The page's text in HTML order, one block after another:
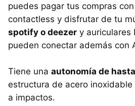
puedes pagar tus compras
contactless y disfrutar de tu
spotify o deezer y auriculares
pueden conectar además con
Tiene una autonomía de
estructura de acero
a impactos.